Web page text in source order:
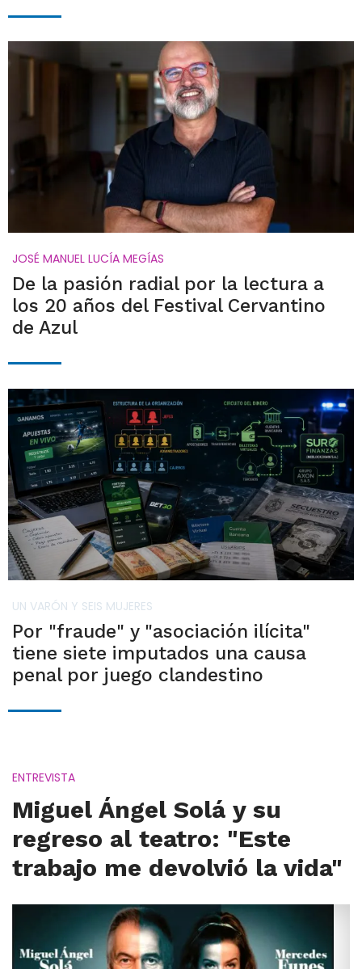
JOSÉ MANUEL LUCÍA MEGÍAS
De la pasión radial por la lectura a
los 20 años del Festival Cervantino
de Azul
UN VARÓN Y SEIS MUJERES
Por "fraude" y "asociación ilícita"
tiene siete imputados una causa
penal por juego clandestino
ENTREVISTA
Miguel Ángel Solá y su
regreso al teatro: "Este
trabajo me devolvió la vida"